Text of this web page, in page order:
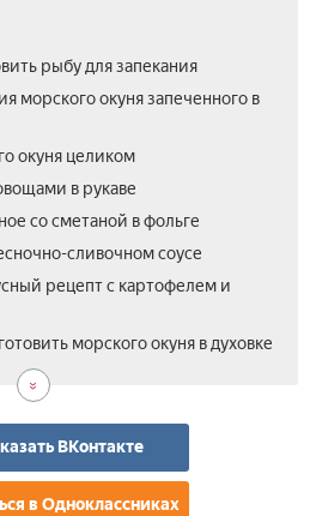
рыбу для запекания
морского окуня запеченного в
окуня целиком
в рукаве
со сметаной в фольге
сливочном соусе
рецепт с картофелем и
морского окуня в духовке
ВКонтакте
в Одноклассниках